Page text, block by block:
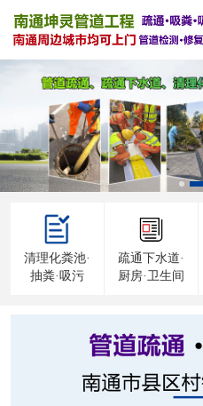
清理化粪池·
抽粪·吸污
疏通下水道·
厨房·卫生间